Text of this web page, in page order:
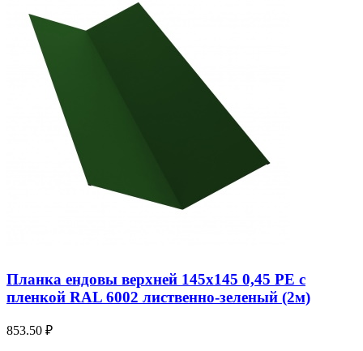
Планка ендовы верхней 145х145 0,45 PE с
пленкой RAL 6002 лиственно-зеленый (2м)
853.50 ₽